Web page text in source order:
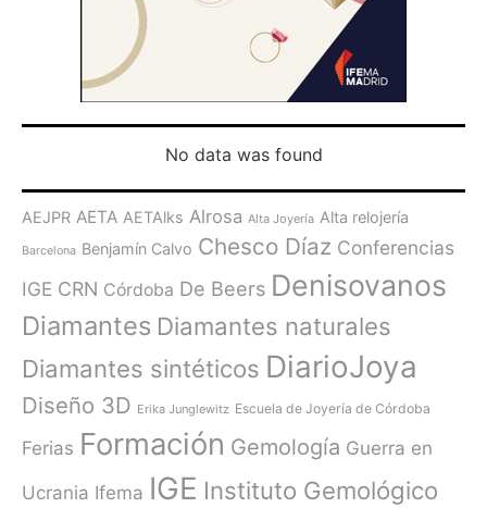
No data was found
AEJPR AETA AETAlks Alrosa Alta Joyería Alta relojería
Barcelona Benjamín Calvo Chesco Díaz Conferencias
IGE CRN Córdoba De Beers Denisovanos
Diamantes Diamantes naturales
Diamantes sintéticos DiarioJoya
Diseño 3D Erika Junglewitz Escuela de Joyería de Córdoba
Ferias Formación Gemología Guerra en
Ucrania Ifema IGE Instituto Gemológico